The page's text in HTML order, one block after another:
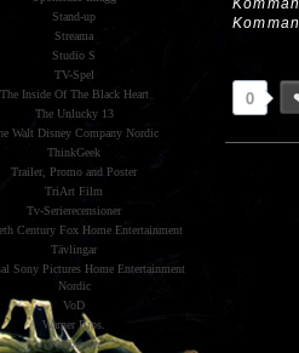
0
Stand-up
Streama
Studio S
TV-Spel
The Inside Of The Black Heart
The Unlucky 13
Walt Disney Company Nordic
ThinkGeek
Trailer, Promo and Poster
TriArt Film
Tv-Serierecensioner
Century Fox Home Entertainment
Tävlingar
Sony Pictures Home Entertainment
Nordic
VoD
Warner Bros.
Webbserier